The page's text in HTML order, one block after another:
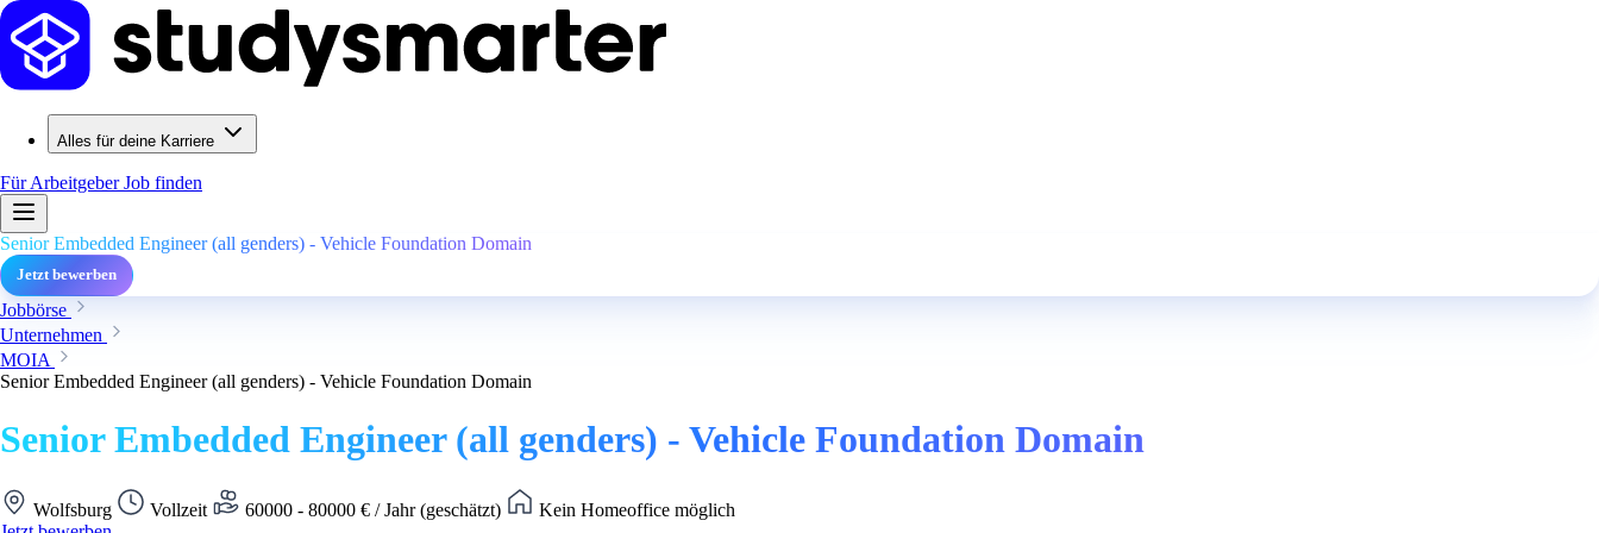
Alles für deine Karriere
Für ArbeitgeberJob finden
Senior Embedded Engineer (all genders) - Vehicle Foundation Domain
Jetzt bewerben
Jobbörse
Unternehmen
MOIA
Senior Embedded Engineer (all genders) - Vehicle Foundation Domain
Senior Embedded Engineer (all genders) - Vehicle Foundation Domain
Wolfsburg Vollzeit 60000 - 80000 € / Jahr (geschätzt)
Kein Homeoffice möglich